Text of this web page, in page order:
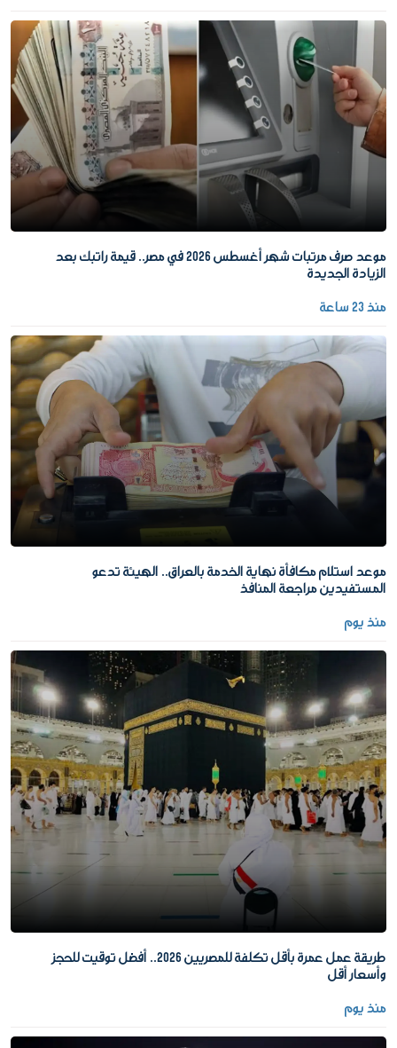
موعد صرف مرتبات شهر أغسطس 2026 في مصر.. قيمة راتبك بعد
الزيادة الجديدة
منذ 23 ساعة
موعد استلام مكافأة نهاية الخدمة بالعراق.. الهيئة تدعو
المستفيدين مراجعة المنافذ
منذ يوم
طريقة عمل عمرة بأقل تكلفة للمصريين 2026.. أفضل توقيت للحجز
وأسعار أقل
منذ يوم